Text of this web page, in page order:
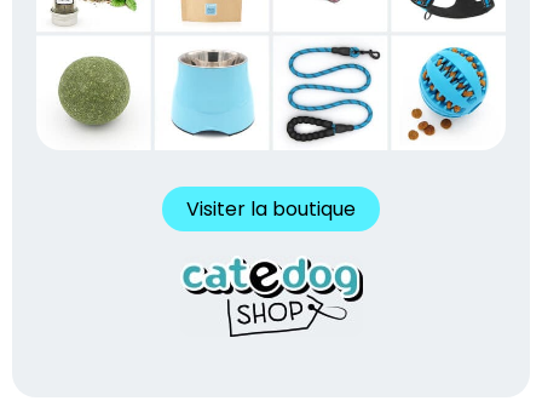
Visiter la boutique